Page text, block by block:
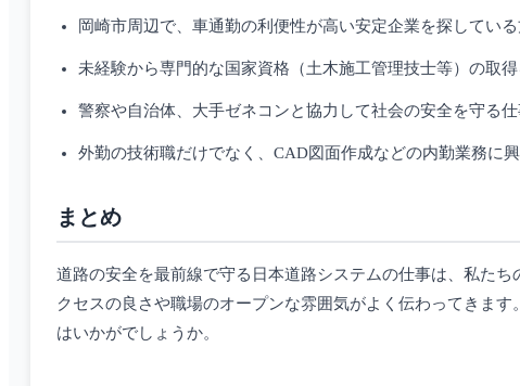
岡崎市周辺で、車通勤の利便性が高い安定企業を探してい
未経験から専門的な国家資格（土木施工管理技士等）の取
警察や自治体、大手ゼネコンと協力して社会の安全を守る
外勤の技術職だけでなく、CAD図面作成などの内勤業務に
まとめ
道路の安全を最前線で守る日本道路システムの仕事は、私た
クセスの良さや職場のオープンな雰囲気がよく伝わってきま
はいかがでしょうか。